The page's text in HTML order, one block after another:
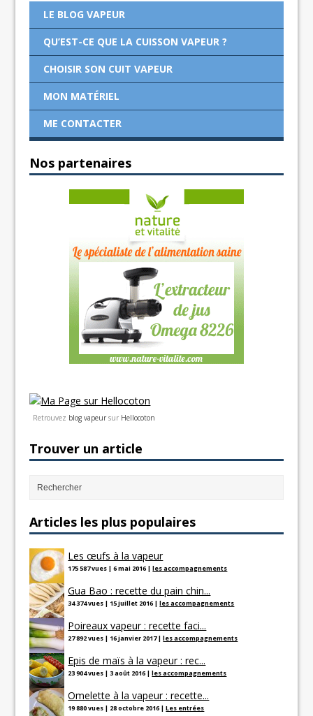
LE BLOG VAPEUR
QU’EST-CE QUE LA CUISSON VAPEUR ?
CHOISIR SON CUIT VAPEUR
MON MATÉRIEL
ME CONTACTER
Nos partenaires
Retrouvez blog vapeur sur Hellocoton
Trouver un article
Articles les plus populaires
Les œufs à la vapeur
175 587 vues |6 mai 2016 |les accompagnements
Gua Bao : recette du pain chin...
34 374 vues | 15 juillet 2016 |les accompagnements
Poireaux vapeur : recette faci...
27 892 vues | 16 janvier 2017|les accompagnements
Epis de maïs à la vapeur : rec...
23 904 vues |3 août 2016 |les accompagnements
Omelette à la vapeur : recette...
19 880 vues | 28 octobre 2016 |Les entrées